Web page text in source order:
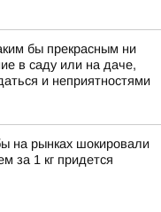
бы прекрасным ни
в саду или на даче,
и неприятностями
на рынках шокировали
за 1 кг придется